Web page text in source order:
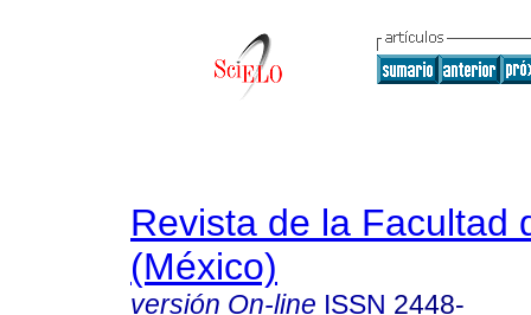
Revista de la Facultad
(México)
versión On-line ISSN 2448-